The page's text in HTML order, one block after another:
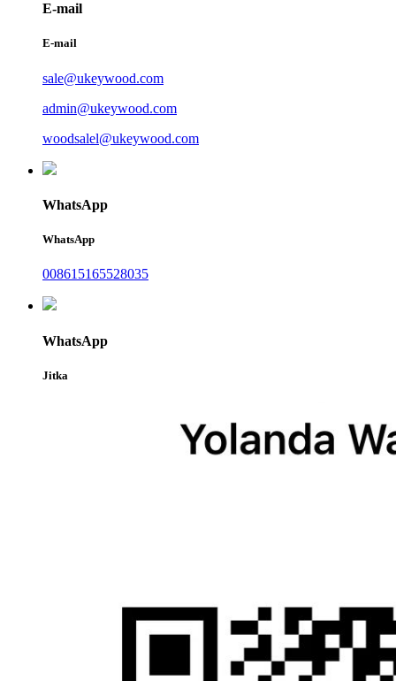
E-mail
E-mail
sale@ukeywood.com
admin@ukeywood.com
woodsalel@ukeywood.com
WhatsApp
WhatsApp
008615165528035
WhatsApp
Jitka